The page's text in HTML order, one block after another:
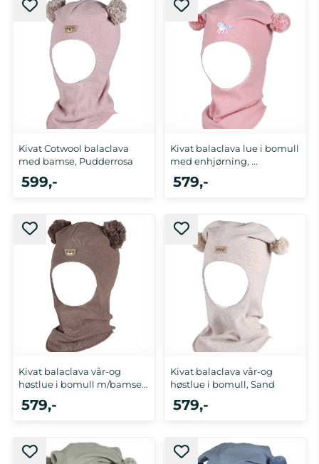
0-1 år 2-4 år
Kivat Cotwool balaclava
med bamse, Pudderrosa
0-1 år, 2-4 år
599,-
Kivat balaclava lue i bomull
med enhjørning, ...
1-2 år, 2-4 år
579,-
Kivat balaclava vår-og
høstlue i bomull m/bamse,
...
1-2 år
579,-
Kivat balaclava vår-og
høstlue i bomull, Sand
5-8 år
579,-